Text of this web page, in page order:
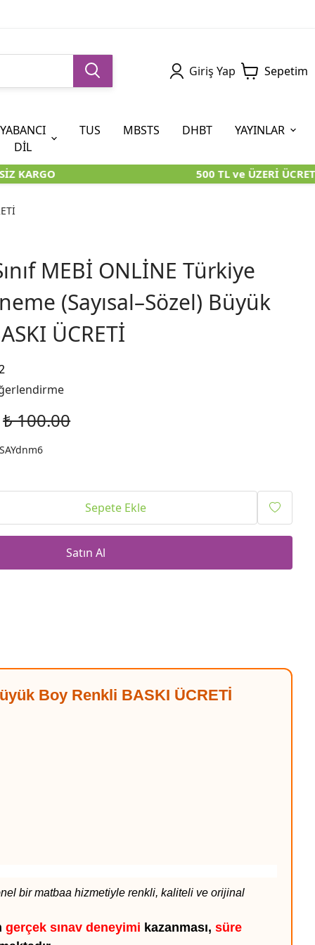
Giriş Yap Sepetim
KİTAPLARI
AYT
KİTAPLARI
ÖABT
5. SINIF (İOKBS)
YABANCI
DİL
TUS MBSTS DHBT YAYINLAR
KARGO 500 TL ve ÜZERİ
MEBİ ONLİNE Türkiye
(Sayısal–Sözel) Büyük
ÜCRETİ
₺ 100.00
Sepete Ekle
Satın Al
Boy Renkli BASKI ÜCRETİ
bir matbaa hizmetiyle renkli, kaliteli ve orijinal
gerçek sınav deneyimi kazanması, süre